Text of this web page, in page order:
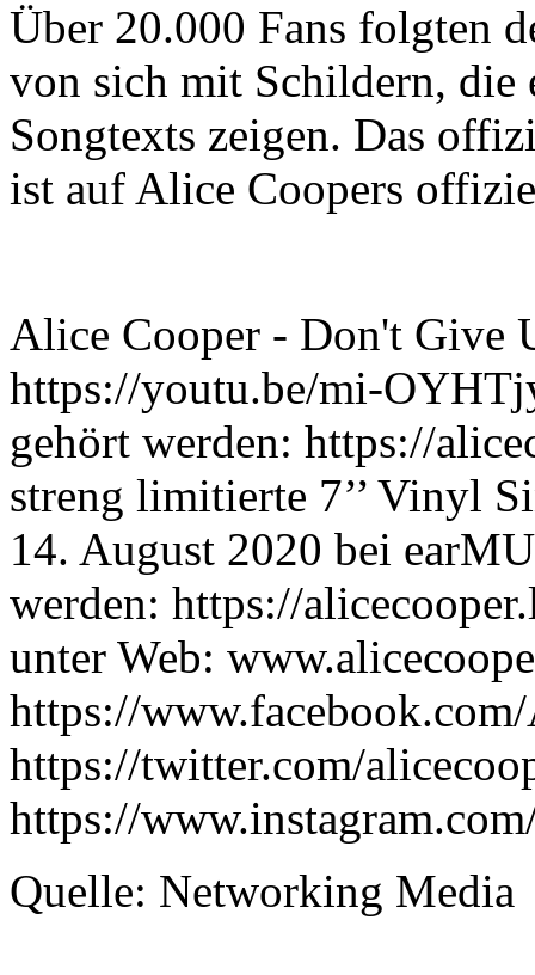
Über 20.000 Fans folgten
von sich mit Schildern, die
Songtexts zeigen. Das
ist auf Alice Coopers
Alice Cooper - Don't Give
https://youtu.be/mi-
gehört werden: https://
streng limitierte 7’’ Vinyl
14. August 2020 bei
werden: https://
unter Web:
https://
https://twitter.com/
https://
Quelle: Networking Media